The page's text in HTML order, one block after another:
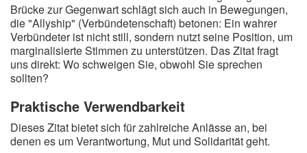
Brücke zur Gegenwart schlägt sich auch in Bewegungen,
die "Allyship" (Verbündetenschaft) betonen: Ein wahrer
Verbündeter ist nicht still, sondern nutzt seine Position, um
marginalisierte Stimmen zu unterstützen. Das Zitat fragt
uns direkt: Wo schweigen Sie, obwohl Sie sprechen
sollten?
Praktische Verwendbarkeit
Dieses Zitat bietet sich für zahlreiche Anlässe an, bei
denen es um Verantwortung, Mut und Solidarität geht.